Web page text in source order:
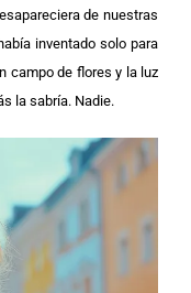
de nuestras
inventado solo para
campo de flores y la luz
la sabría. Nadie.